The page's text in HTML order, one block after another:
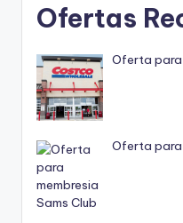
Ofertas
Oferta para
Oferta para